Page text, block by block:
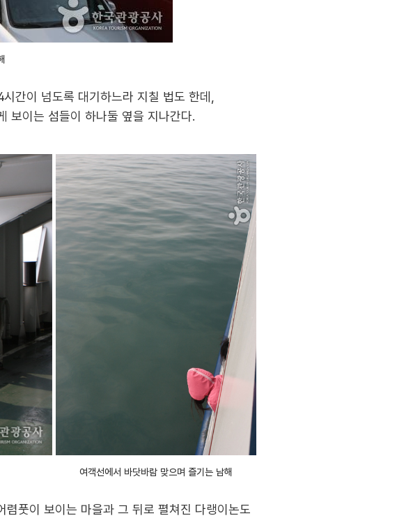
간이 넘도록 대기하느라 지칠 법도 한데,
보이는 섬들이 하나둘 옆을 지나간다.
여객선에서 바닷바람 맞으며 즐기는 남해
풋이 보이는 마을과 그 뒤로 펼쳐진 다랭이논도